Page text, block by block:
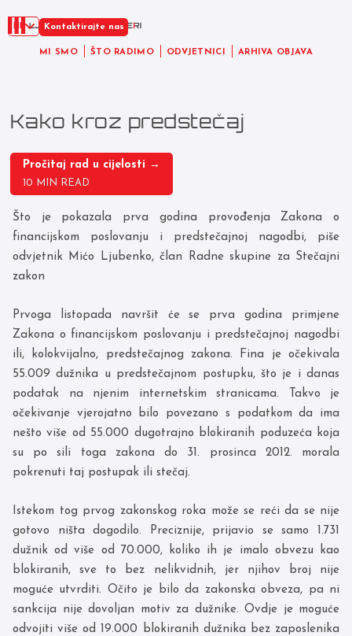
MI SMO ŠTO RADIMO ODVJETNICI ARHIVA OBJAVA
Kontaktirajte nas
Kako kroz predstečaj
Pročitaj rad u cijelosti →
10 MIN READ
Što je pokazala prva godina provođenja Zakona o
financijskom poslovanju i predstečajnoj nagodbi, piše
odvjetnik Mićo Ljubenko, član Radne skupine za Stečajni
zakon
Prvoga listopada navršit će se prva godina primjene
Zakona o financijskom poslovanju i predstečajnoj nagodbi
ili, kolokvijalno, predstečajnog zakona. Fina je očekivala
55.009 dužnika u predstečajnom postupku, što je i danas
podatak na njenim internetskim stranicama. Takvo je
očekivanje vjerojatno bilo povezano s podatkom da ima
nešto više od 55.000 dugotrajno blokiranih poduzeća koja
su po sili toga zakona do 31. prosinca 2012. morala
pokrenuti taj postupak ili stečaj.
Istekom tog prvog zakonskog roka može se reći da se nije
gotovo ništa dogodilo. Preciznije, prijavio se samo 1.731
dužnik od više od 70.000, koliko ih je imalo obvezu kao
blokiranih, sve to bez nelikvidnih, jer njihov broj nije
moguće utvrditi. Očito je bilo da zakonska obveza, pa ni
sankcija nije dovoljan motiv za dužnike. Ovdje je moguće
odvojiti više od 19.000 blokiranih dužnika bez zaposlenika